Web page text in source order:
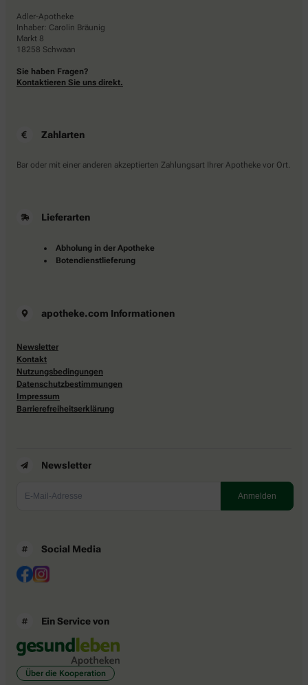
Adler-Apotheke
Inhaber: Carolin Bräunig
Markt 8
18258 Schwaan
Sie haben Fragen?
Kontaktieren Sie uns direkt.
Zahlarten
Bar oder mit einer anderen akzeptierten Zahlungsart Ihrer Apotheke vor Ort.
Lieferarten
Abholung in der Apotheke
Botendienstlieferung
apotheke.com Informationen
Newsletter
Kontakt
Nutzungsbedingungen
Datenschutzbestimmungen
Impressum
Barrierefreiheitserklärung
Newsletter
Social Media
Ein Service von
Über die Kooperation